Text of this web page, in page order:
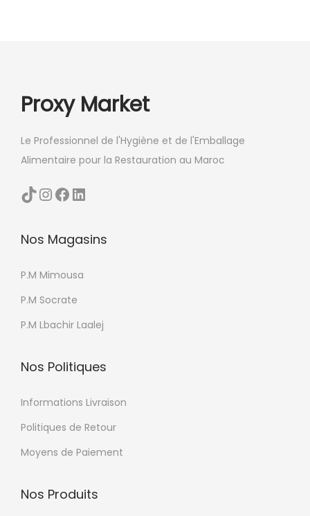
Proxy Market
Le Professionnel de l'Hygiène et de l'Emballage
Alimentaire pour la Restauration au Maroc
TikTok InstagramFacebook LinkedIn
Nos Magasins
P.M Mimousa
P.M Socrate
P.M Lbachir Laalej
Nos Politiques
Informations Livraison
Politiques de Retour
Moyens de Paiement
Nos Produits